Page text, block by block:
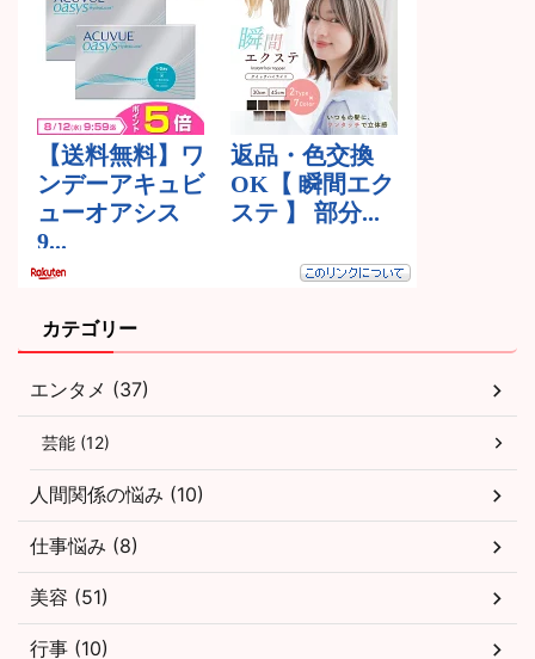
カテゴリー
エンタメ (37)
芸能 (12)
人間関係の悩み (10)
仕事悩み (8)
美容 (51)
行事 (10)